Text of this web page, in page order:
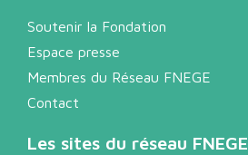
Soutenir la Fondation
Espace presse
Membres du Réseau FNEGE
Contact
Les sites du réseau FNEGE